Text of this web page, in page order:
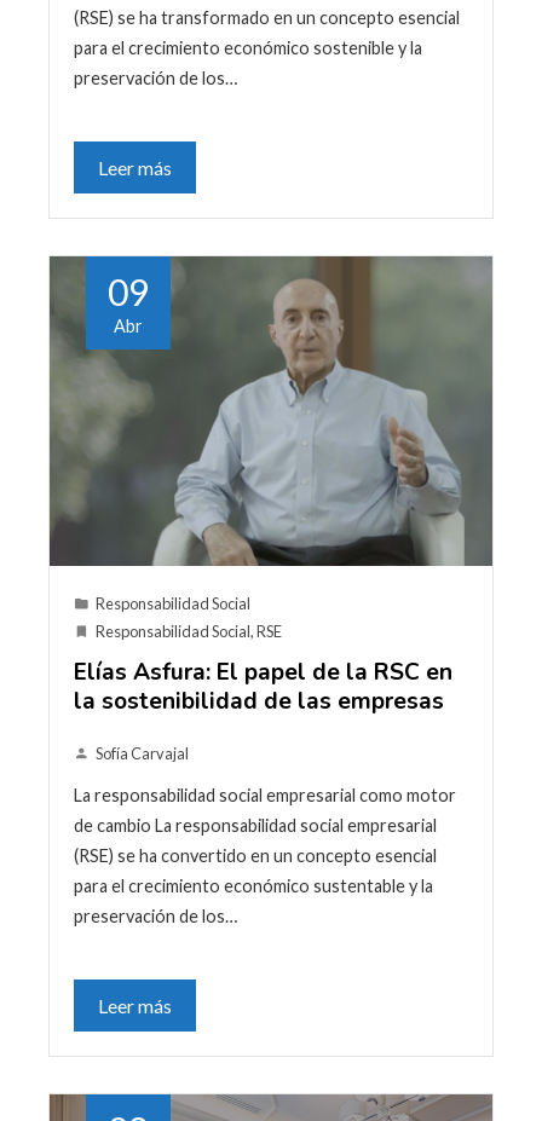
(RSE) se ha transformado en un concepto esencial
para el crecimiento económico sostenible y la
preservación de los…
Leer más
09
Abr
Responsabilidad Social
Responsabilidad Social,RSE
Elías Asfura: El papel de la RSC en
la sostenibilidad de las empresas
Sofía Carvajal
La responsabilidad social empresarial como motor
de cambio La responsabilidad social empresarial
(RSE) se ha convertido en un concepto esencial
para el crecimiento económico sustentable y la
preservación de los…
Leer más